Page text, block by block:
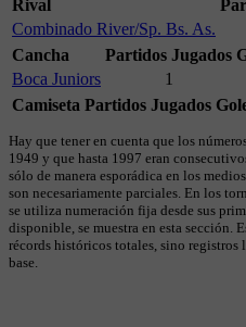
Rival
Combinado River/Sp. Bs. As.
Cancha
Partidos Jugados
Boca Juniors
1
Camiseta Partidos Jugados
Hay que tener en cuenta que los
1949 y que hasta 1997 eran
sólo de manera esporádica en los
son necesariamente parciales. En los
se utiliza numeración fija desde sus
disponible, se muestra en esta sección.
récords históricos totales, sino
base.